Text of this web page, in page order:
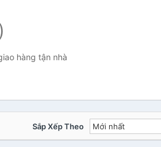
hàng tận nhà
Sắp Xếp Theo